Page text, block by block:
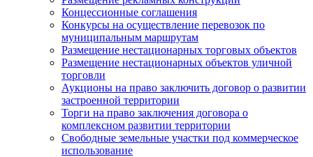
Концессионные соглашения
Конкурсы на осуществление перевозок по
муниципальным маршрутам
Размещение нестационарных торговых объектов
Размещение нестационарных объектов уличной
торговли
Аукционы на право заключить договор о развитии
застроенной территории
Торги на право заключения договора о
комплексном развитии территории
Свободные земельные участки под коммерческое
использование